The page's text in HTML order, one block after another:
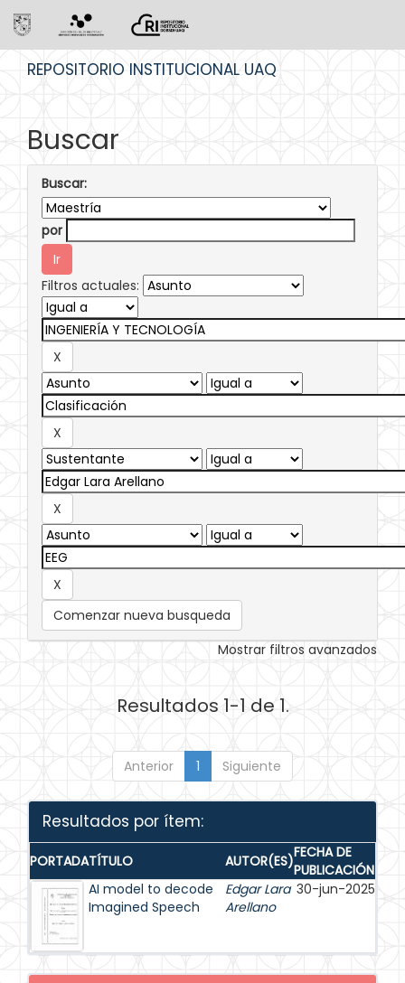
REPOSITORIO INSTITUCIONAL UAQ
Buscar
Buscar:
por
Filtros actuales:
Comenzar nueva busqueda
Mostrar filtros avanzados
Resultados 1-1 de 1.
Anterior 1 Siguiente
Resultados por ítem:
PORTADATÍTULO AUTOR(ES)FECHA DE
PUBLICACIÓN
AI model to decode
Imagined Speech
Edgar Lara
Arellano
30-jun-2025